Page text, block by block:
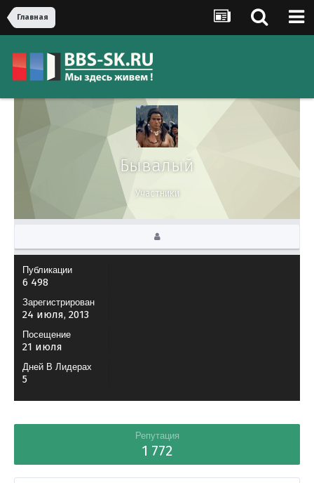
Главная
Бывалый
Участники
Публикации
6 498
Зарегистрирован
24 июля, 2013
Посещение
21 июля
Дней В Лидерах
5
Репутация
1 772